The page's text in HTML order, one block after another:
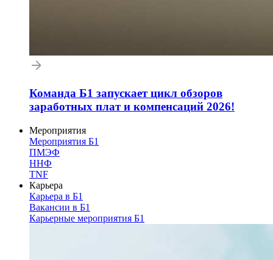
Команда Б1 запускает цикл обзоров
заработных плат и компенсаций 2026!
Мероприятия
Мероприятия Б1
ПМЭФ
ННФ
TNF
Карьера
Карьера в Б1
Вакансии в Б1
Карьерные мероприятия Б1